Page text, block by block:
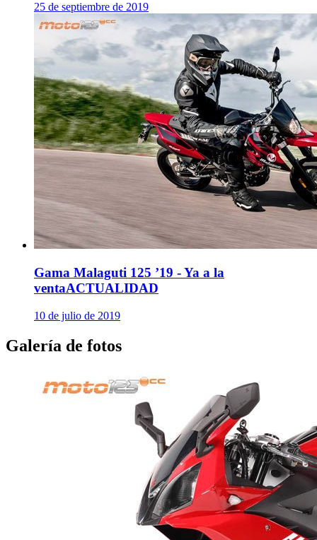
25 de septiembre de 2019
Gama Malaguti 125 ’19 - Ya a la
ventaACTUALIDAD
10 de julio de 2019
Galería de fotos